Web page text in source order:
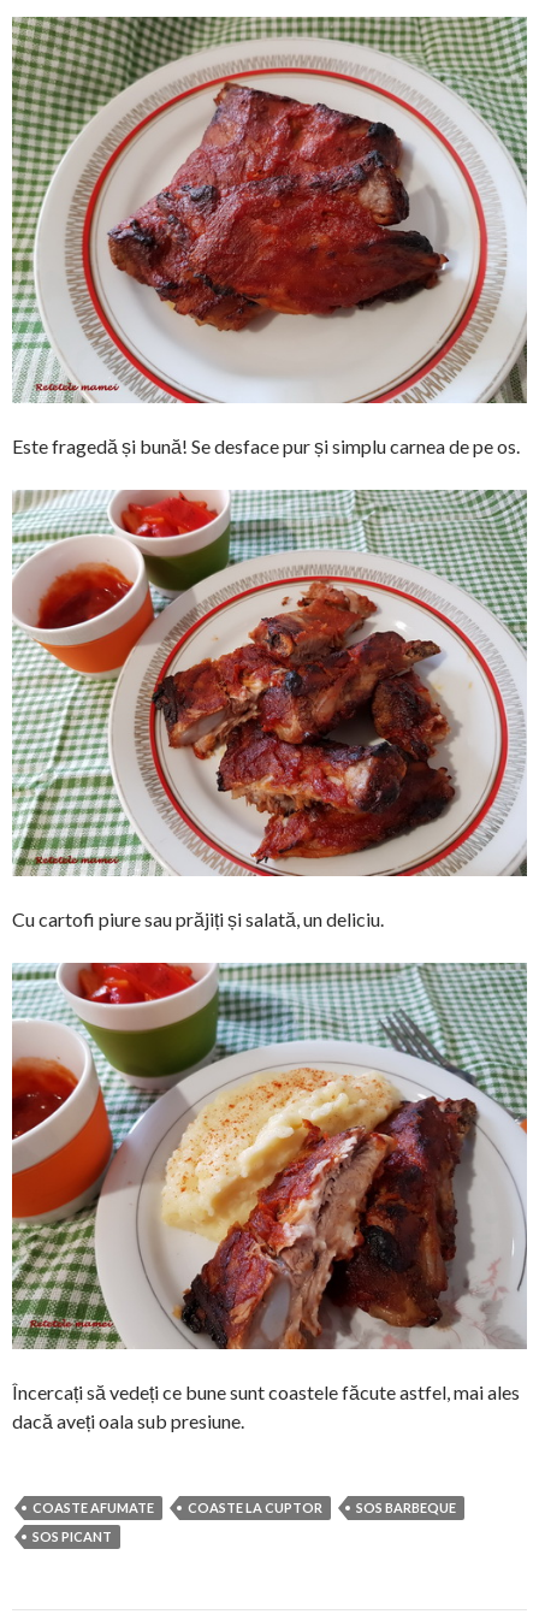
Este fragedă și bună! Se desface pur și simplu carnea de pe os.
Cu cartofi piure sau prăjiți și salată, un deliciu.
Încercați să vedeți ce bune sunt coastele făcute astfel, mai ales
dacă aveți oala sub presiune.
COASTE AFUMATE COASTE LA CUPTOR
SOS BARBEQUE
SOS PICANT